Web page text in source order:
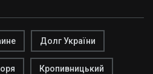
Долг України
Кропивницький